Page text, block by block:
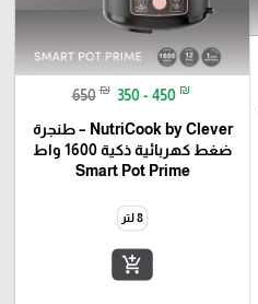
650 ₪ 350 - 450 ₪
NutriCook by Clever – طنجرة
ضغط كهربائية ذكية 1600 واط
Smart Pot Prime
8 لتر
add_shopping_cart